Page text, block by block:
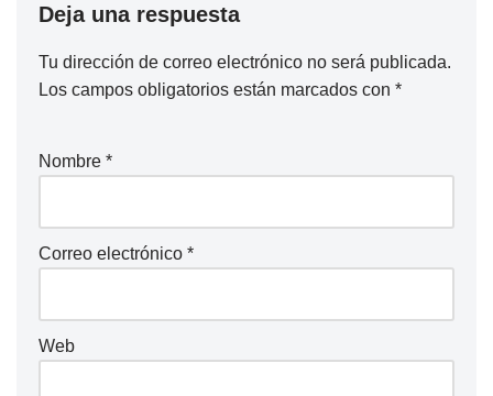
Deja una respuesta
Tu dirección de correo electrónico no será publicada.
Los campos obligatorios están marcados con *
Nombre *
Correo electrónico *
Web